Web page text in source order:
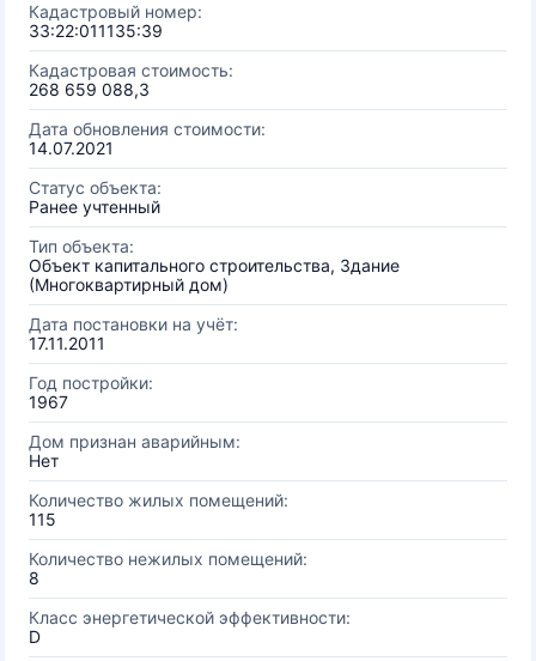
Кадастровый номер:
33:22:011135:39
Кадастровая стоимость:
268 659 088,3
Дата обновления стоимости:
14.07.2021
Статус объекта:
Ранее учтенный
Тип объекта:
Объект капитального строительства, Здание
(Многоквартирный дом)
Дата постановки на учёт:
17.11.2011
Год постройки:
1967
Дом признан аварийным:
Нет
Количество жилых помещений:
115
Количество нежилых помещений:
8
Класс энергетической эффективности:
D